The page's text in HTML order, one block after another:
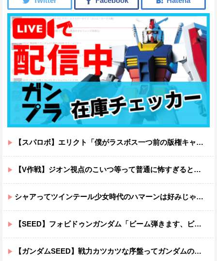
【スパロボ】エリクト「僕がラスボス一つ前の版権キャラ最後の敵ってちょっと荷が重すぎない？」
【V作戦】ジオン視点のこいつ等って普通に怖すぎると思う…
シャアってツインテール少女時代のハマーンは好みじゃなかったの？
【SEED】フォビドゥンガンダム「ビーム弾きます、ビーム曲げられます、空飛びます」←二世代目でこれ出来るのおかしいだろ
【ガンダムSEED】戦力カツカツな序盤ってガンダムの中だと割と珍しい気がする